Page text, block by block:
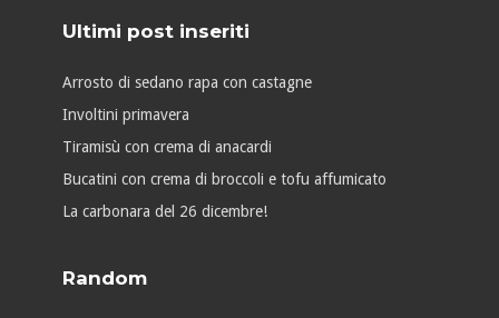
Ultimi post inseriti
Arrosto di sedano rapa con castagne
Involtini primavera
Tiramisù con crema di anacardi
Bucatini con crema di broccoli e tofu affumicato
La carbonara del 26 dicembre!
Random